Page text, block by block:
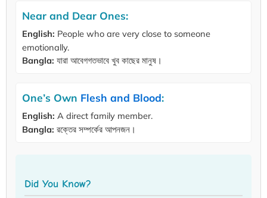
Near and Dear Ones:
English: People who are very close to someone
emotionally.
Bangla: যারা আবেগগতভাবে খুব কাছের মানুষ।
One’s Own Flesh and Blood:
English: A direct family member.
Bangla: রক্তের সম্পর্কের আপনজন।
Did You Know?